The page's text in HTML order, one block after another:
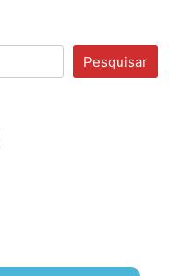
Pesquisar